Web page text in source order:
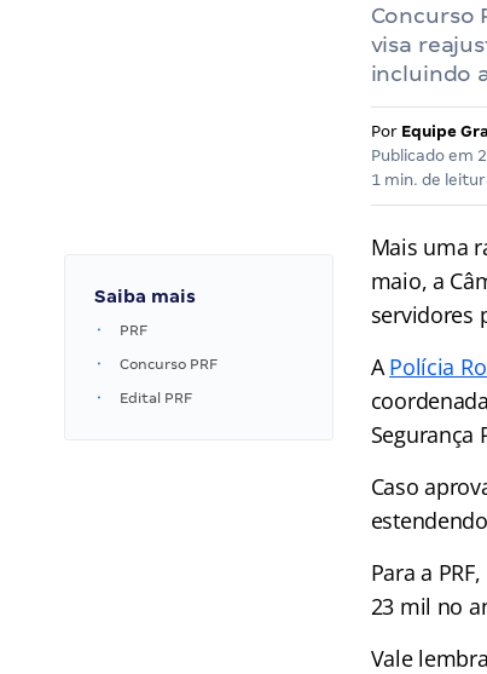
Concurso
visa
incluindo
Por Equipe
Publicado em
1 min. de
Saiba mais
PRF
Concurso PRF
Edital PRF
Mais uma
maio, a
servidores
APolícia
Segurança
Caso
Para a
23 mil no
Vale